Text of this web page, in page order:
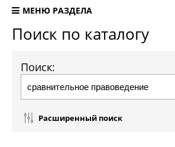
МЕНЮ РАЗДЕЛА
Поиск по каталогу
Поиск:
Расширенный поиск